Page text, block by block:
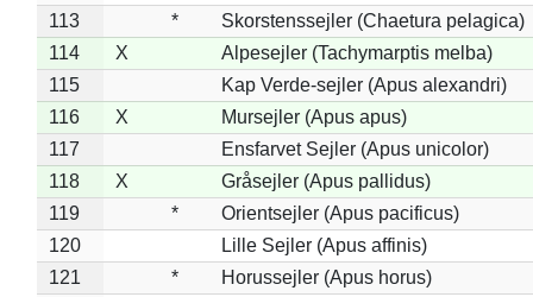
113
*
Skorstenssejler (Chaetura pelagica)
114
X
Alpesejler (Tachymarptis melba)
115
Kap Verde-sejler (Apus alexandri)
116
X
Mursejler (Apus apus)
117
Ensfarvet Sejler (Apus unicolor)
118
X
Gråsejler (Apus pallidus)
119
*
Orientsejler (Apus pacificus)
120
Lille Sejler (Apus affinis)
121
*
Horussejler (Apus horus)